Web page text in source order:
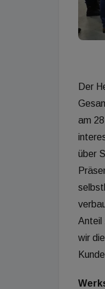
Der
am
über
Anteil
wir